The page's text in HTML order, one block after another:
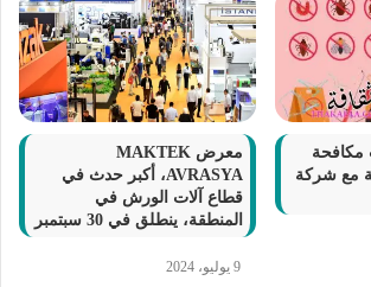
مع شركة
معرض MAKTEK
AVRASYA، أكبر حدث في
قطاع آلات الورش في
المنطقة، ينطلق في 30 سبتمبر
9 يوليو، 2024